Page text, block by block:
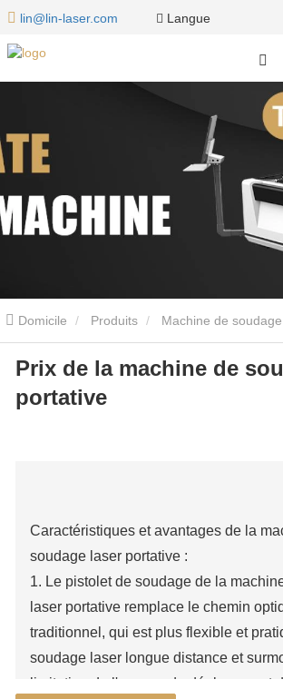
lin@lin-laser.com Langue
Domicile Produits Machine de
machine de soudage laser portative
Prix ​​​​de la machine de
portative
Caractéristiques et avantages de la
soudage laser portative :
1. Le pistolet de soudage de la
laser portative remplace le chemin
traditionnel, qui est plus flexible et
soudage laser longue distance et
limitation de l'espace de déplacement